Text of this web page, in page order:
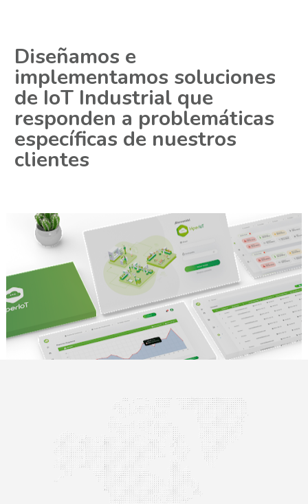
Diseñamos e
implementamos soluciones
de IoT Industrial que
responden a problemáticas
específicas de nuestros
clientes